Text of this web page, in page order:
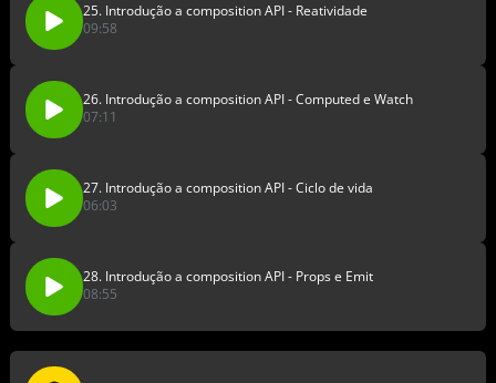
25. Introdução a composition API - Reatividade
09:58
26. Introdução a composition API - Computed e Watch
07:11
27. Introdução a composition API - Ciclo de vida
06:03
28. Introdução a composition API - Props e Emit
08:55